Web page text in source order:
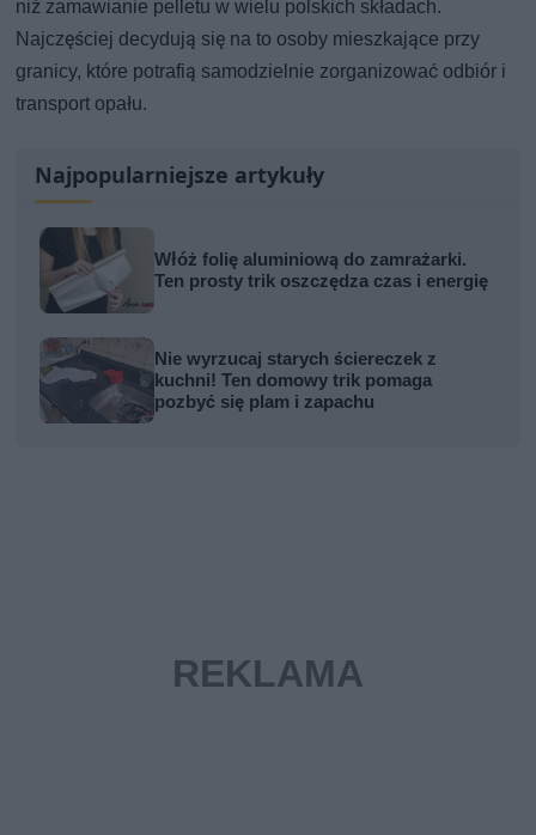
niż zamawianie pelletu w wielu polskich składach.
Najczęściej decydują się na to osoby mieszkające przy
granicy, które potrafią samodzielnie zorganizować odbiór i
transport opału.
Najpopularniejsze artykuły
Włóż folię aluminiową do zamrażarki.
Ten prosty trik oszczędza czas i energię
Nie wyrzucaj starych ściereczek z
kuchni! Ten domowy trik pomaga
pozbyć się plam i zapachu